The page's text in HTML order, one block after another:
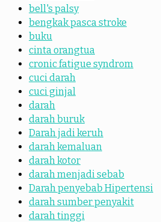
bell's palsy
bengkak pasca stroke
buku
cinta orangtua
cronic fatigue syndrom
cuci darah
cuci ginjal
darah
darah buruk
Darah jadi keruh
darah kemaluan
darah kotor
darah menjadi sebab
Darah penyebab Hipertensi
darah sumber penyakit
darah tinggi